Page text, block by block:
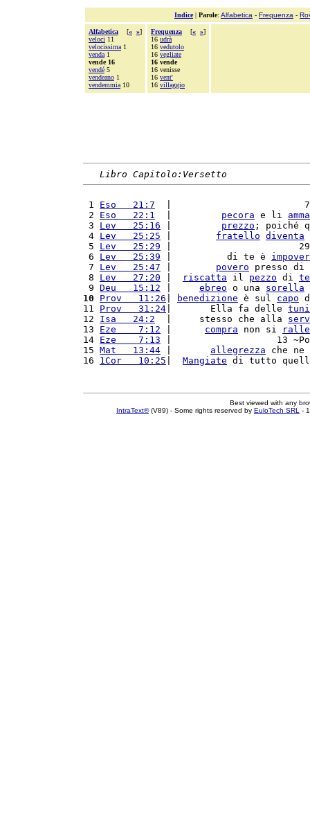
Indice| Parole: Alfabetica - Frequenza -
Alfabetica [« »]
veloci 11
velocissima 1
venda 1
vende 16
vendé 5
vendeano 1
vendemmia 10
Frequenza [« »]
16 udrà
16 vedutolo
16 vegliate
16 vende
16 venisse
16 vent'
16 villaggio
Libro Capitolo:Versetto
1 Eso   21:7
|
2 Eso   22:1 pecora e li
3 Lev   25:16 prezzo ; poiché
4 Lev   25:25 fratello diventa
5 Lev   25:29 |                       29
6 Lev   25:39 |          di te è
7 Lev   25:47 povero presso
8 Lev   27:20 riscatta il pezzo di
9 Deu   15:12 ebreo o una sorella
10
Prov   11:26 benedizione è sul capo
11 Prov   31:24 |       Ella fa delle
12 Isa   24:2
  |     stesso che alla
13 Eze    7:12 compra non si
14 Eze    7:13 |                   13
15 Mat   13:44 allegrezza che
16 1Cor   10:25 Mangiate di tutto
Best viewed with any
IntraText®(V89) - Some rights reserved by EuloTech SRL -